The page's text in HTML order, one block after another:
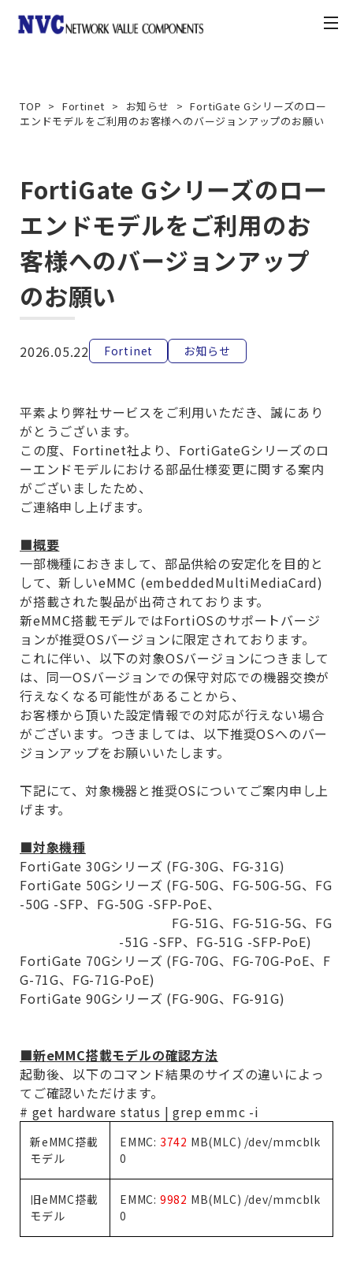
toggle
お知らせ
契約・利用条件
ナレッジベース
カスタマーポータル
TOP Fortinet お知らせ
FortiGate Gシリーズのロー
エンドモデルをご利用のお客様へのバージョンアップのお願い
FortiGate Gシリーズのロー
エンドモデルをご利用のお
客様へのバージョンアップ
のお願い
2026.05.22 Fortinet お知らせ
平素より弊社サービスをご利用いただき、誠にあり
がとうございます。
この度、 Fortinet社より、 FortiGateGシリーズのロ
ーエンドモデルにおける部品仕様変更に関する案内
がございましたため、
ご連絡申し上げます。
■概要
一部機種におきまして、部品供給の安定化を目的と
して、新しいeMMC (embeddedMultiMediaCard)
が搭載された製品が出荷されております。
新eMMC搭載モデルではFortiOSのサポートバージ
ョンが推奨OSバージョンに限定されております。
これに伴い、以下の対象OSバージョンにつきまして
は、同一OSバージョンでの保守対応での機器交換が
行えなくなる可能性があることから、
お客様から頂いた設定情報での対応が行えない場合
がございます。つきましては、以下推奨OSへのバー
ジョンアップをお願いいたします。
下記にて、対象機器と推奨OSについてご案内申し上
げます。
■対象機種
FortiGate 30Gシリーズ (FG-30G、 FG-31G)
FortiGate 50Gシリーズ (FG-50G、 FG-50G-5G、 FG
-50G -SFP、 FG-50G -SFP-PoE、
FG-51G、 FG-51G-5G、 FG
-51G -SFP、 FG-51G -SFP-PoE)
FortiGate 70Gシリーズ (FG-70G、 FG-70G-PoE、 F
G-71G、 FG-71G-PoE)
FortiGate 90Gシリーズ (FG-90G、 FG-91G)
■新eMMC搭載モデルの確認方法
起動後、以下のコマンド結果のサイズの違いによっ
てご確認いただけます。
# get hardware status | grep emmc -i
新eMMC搭載
モデル
EMMC: 3742 MB(MLC) /dev/mmcblk
0
旧eMMC搭載
モデル
EMMC: 9982 MB(MLC) /dev/mmcblk
0